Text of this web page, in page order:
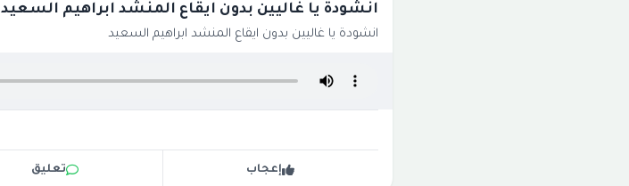
انشودة يا غاليين بدون ايقاع المنشد ابراهيم السعيد
انشودة يا غاليين بدون ايقاع المنشد ابراهيم السعيد
إعجاب تعليق